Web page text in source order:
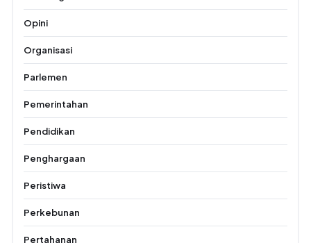
Opini
Organisasi
Parlemen
Pemerintahan
Pendidikan
Penghargaan
Peristiwa
Perkebunan
Pertahanan